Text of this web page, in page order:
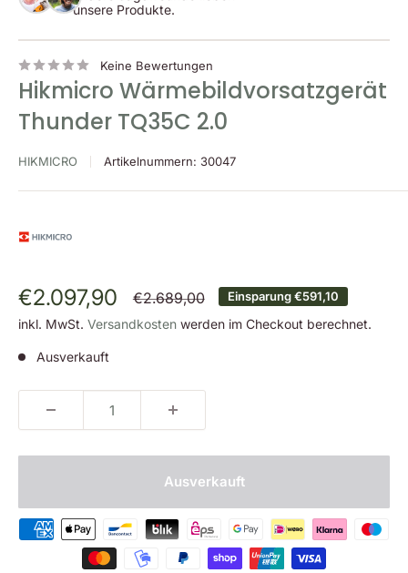
unsere Produkte.
Keine Bewertungen
Hikmicro Wärmebildvorsatzgerät
Thunder TQ35C 2.0
HIKMICRO Artikelnummern: 30047
Sonderpreis
€2.097,90 Normalpreis
€2.689,00 Einsparung€591,10
inkl. MwSt. Versandkosten werden im Checkout berechnet.
Ausverkauft
Ausverkauft